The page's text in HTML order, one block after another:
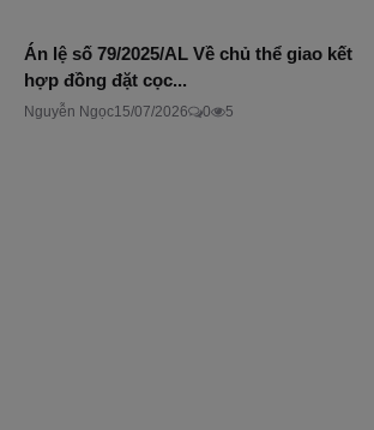
Án lệ số 79/2025/AL Về chủ thể giao kết
hợp đồng đặt cọc...
Nguyễn Ngọc15/07/2026 0 5